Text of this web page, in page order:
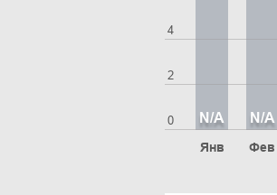
0
2
4
Янв
N/A
Фев
N/A